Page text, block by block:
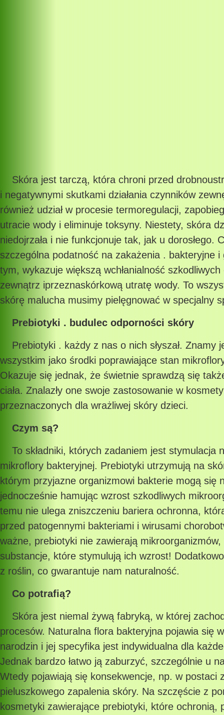
Skóra jest tarczą, która chroni przed
i negatywnymi skutkami działania czynników
również udział w procesie termoregulacji,
utracie wody i eliminuje toksyny. Niestety, skóra
niedojrzała i nie funkcjonuje tak, jak u dorosłego.
szczególna podatność na zakażenia . bakteryjne i
tym, wykazuje większą wchłanialność
zewnątrz iprzeznaskórkową utratę wody. To
skórę malucha musimy pielęgnować w specjalny
Prebiotyki . budulec odporności skóry
Prebiotyki . każdy z nas o nich słyszał. Znamy
wszystkim jako środki poprawiające stan
Okazuje się jednak, że świetnie sprawdzą się
ciała. Znalazły one swoje zastosowanie w
przeznaczonych dla wrażliwej skóry dzieci.
Czym są?
To składniki, których zadaniem jest stymulacja
mikroflory bakteryjnej. Prebiotyki utrzymują na
którym przyjazne organizmowi bakterie mogą się
jednocześnie hamując wzrost szkodliwych
temu nie ulega zniszczeniu bariera ochronna,
przed patogennymi bakteriami i wirusami
ważne, prebiotyki nie zawierają mikroorganizmów,
substancje, które stymulują ich wzrost!
z roślin, co gwarantuje nam naturalność.
Co potrafią?
Skóra jest niemal żywą fabryką, w której
procesów. Naturalna flora bakteryjna pojawia się
narodzin i jej specyfika jest indywidualna dla
Jednak bardzo łatwo ją zaburzyć, szczególnie u
Wtedy pojawiają się konsekwencje, np. w postaci
pieluszkowego zapalenia skóry. Na szczęście z
kosmetyki zawierające prebiotyki, które ochronią,